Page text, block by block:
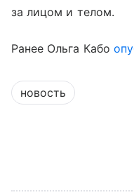
за лицом и телом.
Ранее Ольга Кабо
новость